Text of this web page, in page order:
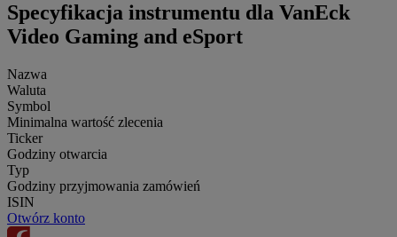
Specyfikacja instrumentu dla VanEck
Video Gaming and eSport
Nazwa
Waluta
Symbol
Minimalna wartość zlecenia
Ticker
Godziny otwarcia
Typ
Godziny przyjmowania zamówień
ISIN
Otwórz konto